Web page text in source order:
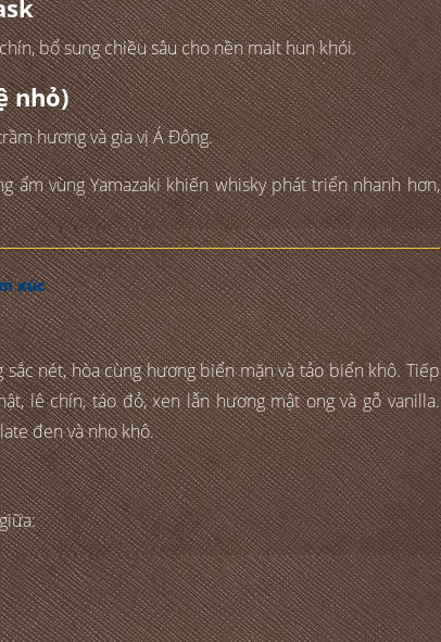
bổ sung chiều sâu cho nền malt hun khói.
nhỏ)
hương và gia vị Á Đông.
ẩm vùng Yamazaki khiến whisky phát triển nhanh hơn,
xúc
nét, hòa cùng hương biển mặn và tảo biển khô. Tiếp
lê chín, táo đỏ, xen lẫn hương mật ong và gỗ vanilla.
đen và nho khô.